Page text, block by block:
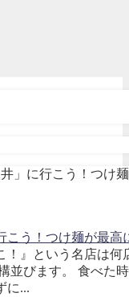
う！つけ麺が最高
！』という名店は
並びます。 食べた
に...